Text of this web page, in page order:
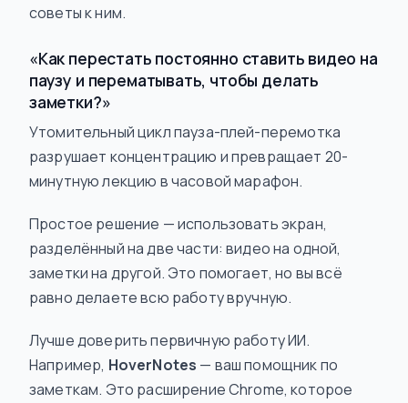
советы к ним.
«Как перестать постоянно ставить видео на
паузу и перематывать, чтобы делать
заметки?»
Утомительный цикл пауза-плей-перемотка
разрушает концентрацию и превращает 20-
минутную лекцию в часовой марафон.
Простое решение — использовать экран,
разделённый на две части: видео на одной,
заметки на другой. Это помогает, но вы всё
равно делаете всю работу вручную.
Лучше доверить первичную работу ИИ.
Например, HoverNotes — ваш помощник по
заметкам. Это расширение Chrome, которое